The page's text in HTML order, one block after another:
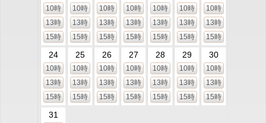
10時
13時
15時
10時
13時
15時
10時
13時
15時
10時
13時
15時
10時
13時
15時
10時
13時
15時
10時
13時
15時
24
10時
13時
15時
25
10時
13時
15時
26
10時
13時
15時
27
10時
13時
15時
28
10時
13時
15時
29
10時
13時
15時
30
10時
13時
15時
31